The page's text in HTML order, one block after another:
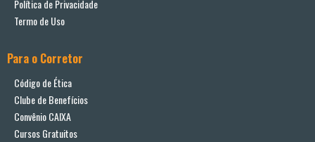
Política de Privacidade
Termo de Uso
Para o Corretor
Código de Ética
Clube de Benefícios
Convênio CAIXA
Cursos Gratuitos